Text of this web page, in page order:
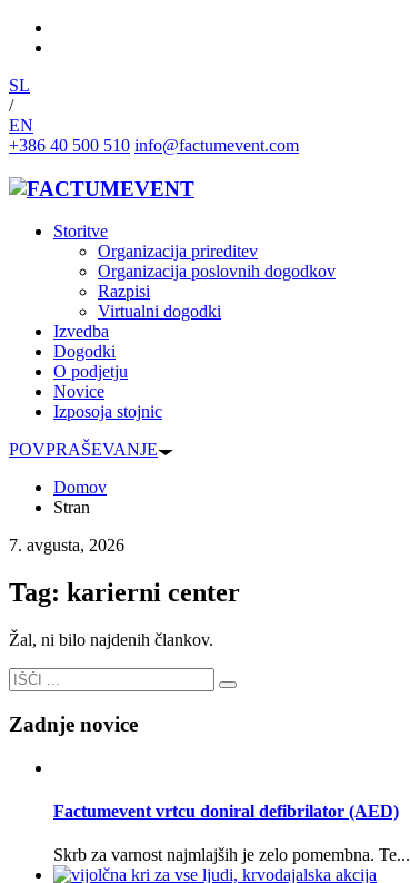
SL
/
EN
+386 40 500 510 info@factumevent.com
Storitve
Organizacija prireditev
Organizacija poslovnih dogodkov
Razpisi
Virtualni dogodki
Izvedba
Dogodki
O podjetju
Novice
Izposoja stojnic
POVPRAŠEVANJE
Domov
Stran
7. avgusta, 2026
Tag: karierni center
Žal, ni bilo najdenih člankov.
Zadnje novice
Factumevent vrtcu doniral defibrilator (AED)
Skrb za varnost najmlajših je zelo pomembna. Te...